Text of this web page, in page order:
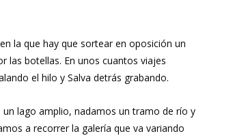
la que hay que sortear en oposición un
las botellas. En unos cuantos viajes
el hilo y Salva detrás grabando.
lago amplio, nadamos un tramo de río y
a recorrer la galería que va variando